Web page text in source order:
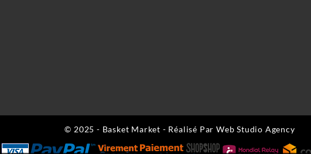
© 2025 - Basket Market - Réalisé Par Web Studio Agency